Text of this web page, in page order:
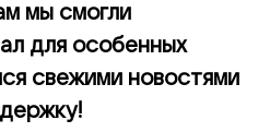
мы смогли
для особенных
свежими новостями